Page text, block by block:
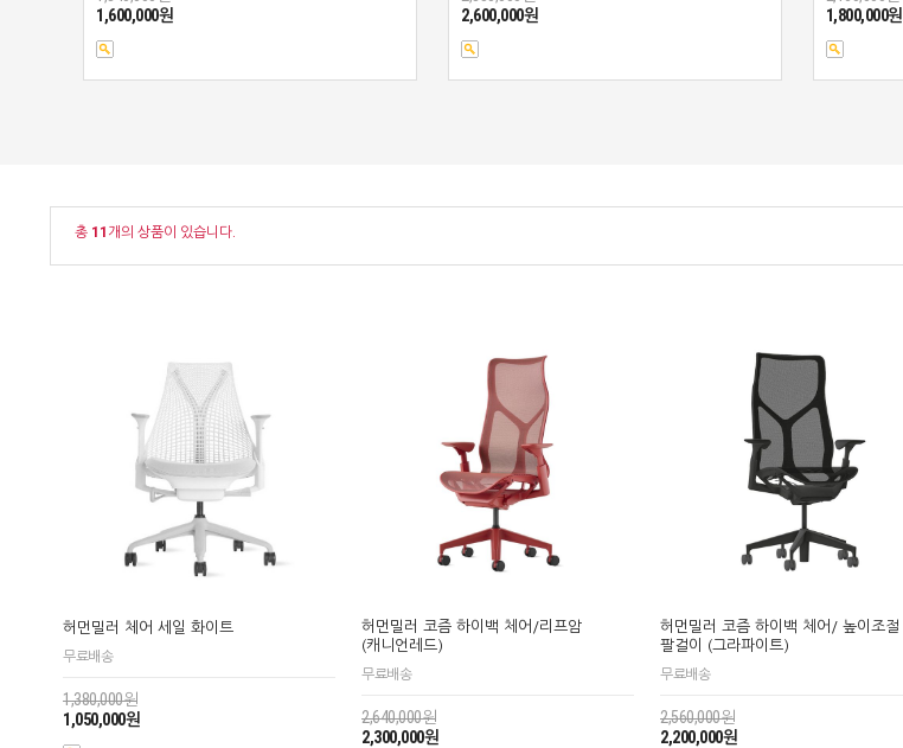
1,600,000원
2,600,000원
1,800,000원
총 11 개의 상품이 있습니다.
허먼밀러 체어 세일 화이트
무료배송
1,380,000원
1,050,000원
허먼밀러 코즘 하이백 체어/리프암
(캐니언레드)
무료배송
2,640,000원
2,300,000원
허먼밀러 코즘 하이백 체어/ 높이조절
팔걸이 (그라파이트)
무료배송
2,560,000원
2,200,000원